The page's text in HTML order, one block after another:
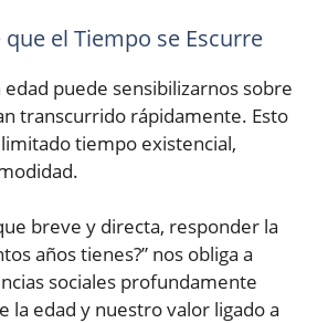
que el Tiempo se Escurre
puede sensibilizarnos sobre
transcurrido rápidamente. Esto
tiempo existencial,
breve y directa, responder la
años tienes?” nos obliga a
sociales profundamente
la edad y nuestro valor ligado a